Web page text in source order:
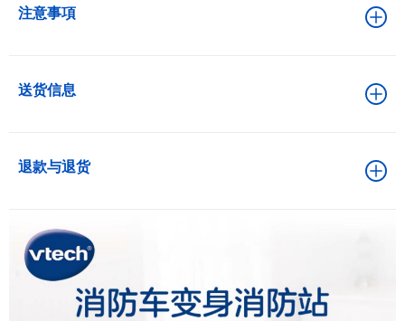
注意事項
送货信息
退款与退货